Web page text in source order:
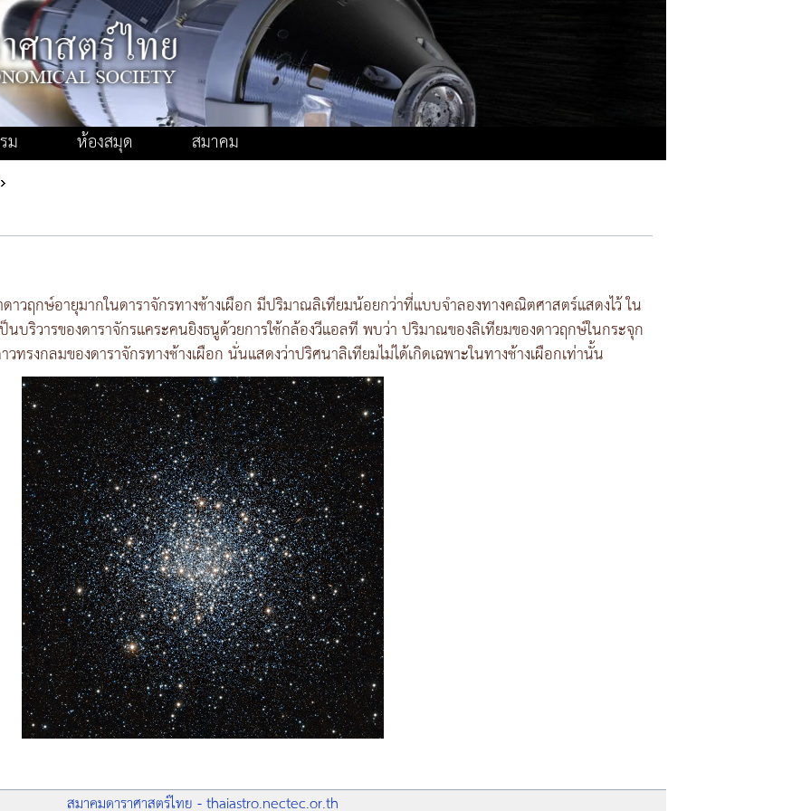
ม ห้องสมุด สมาคม
าวฤกษ์อายุมากในดาราจักรทางช้างเผือก มีปริมาณลิเทียมน้อยกว่าที่แบบจำลองทางคณิตศาสตร์แสดงไว้ ใน
นบริวารของดาราจักรแคระคนยิงธนูด้วยการใช้กล้องวีแอลที พบว่า ปริมาณของลิเทียมของดาวฤกษ์ในกระจุก
รงกลมของดาราจักรทางช้างเผือก นั่นแสดงว่าปริศนาลิเทียมไม่ได้เกิดเฉพาะในทางช้างเผือกเท่านั้น
สมาคมดาราศาสตร์ไทย - thaiastro.nectec.or.th